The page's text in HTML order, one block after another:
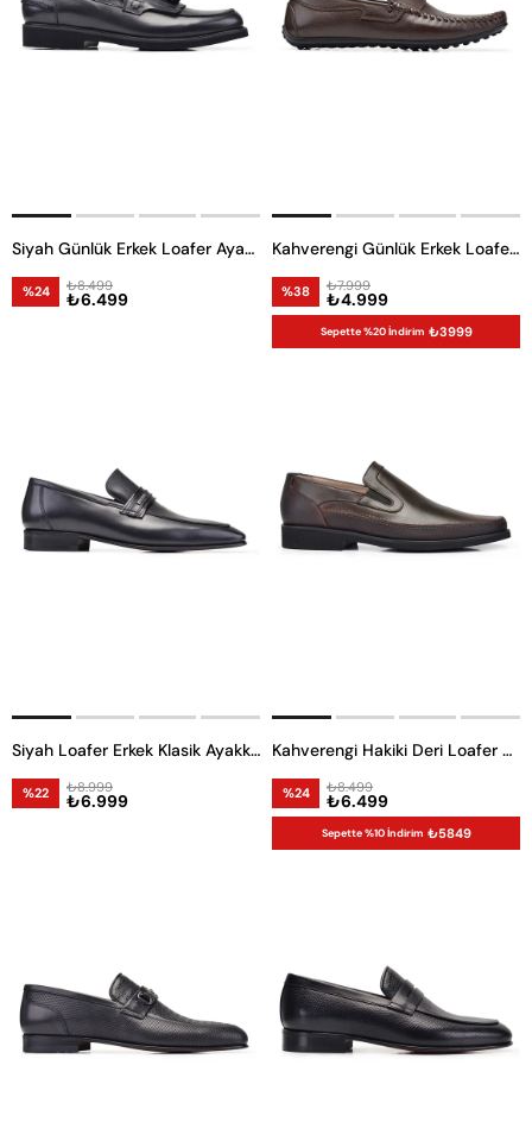
Siyah Günlük Erkek Loafer Ayakkabı
%24 ₺6.499
₺8.499
Kahverengi Günlük Erkek Loafer Ayakkabı
%38 ₺4.999
₺7.999
Sepette %20 İndirim ₺3999
Siyah Loafer Erkek Klasik Ayakkabı
%22 ₺6.999
₺8.999
Kahverengi Hakiki Deri Loafer Erkek Günlük Ayakkabı
%24 ₺6.499
₺8.499
Sepette %10 İndirim ₺5849